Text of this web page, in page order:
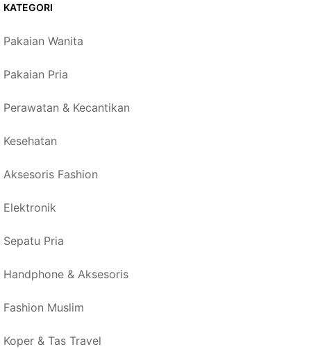
KATEGORI
Pakaian Wanita
Pakaian Pria
Perawatan & Kecantikan
Kesehatan
Aksesoris Fashion
Elektronik
Sepatu Pria
Handphone & Aksesoris
Fashion Muslim
Koper & Tas Travel